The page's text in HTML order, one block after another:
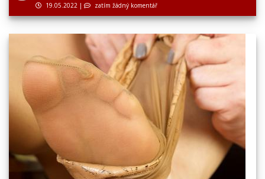
19.05.2022 | zatím žádný komentář